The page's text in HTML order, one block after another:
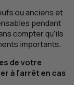
ou anciens et
pendant
compter qu’ils
importants.
de votre
à l’arrêt en cas